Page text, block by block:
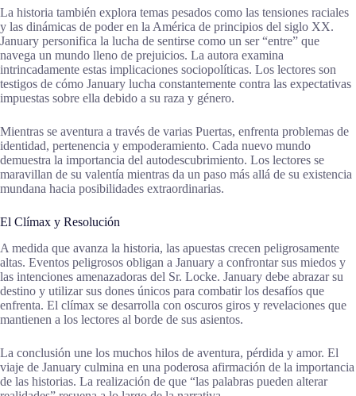
La historia también explora temas pesados como las tensiones raciales
y las dinámicas de poder en la América de principios del siglo XX.
January personifica la lucha de sentirse como un ser “entre” que
navega un mundo lleno de prejuicios. La autora examina
intrincadamente estas implicaciones sociopolíticas. Los lectores son
testigos de cómo January lucha constantemente contra las expectativas
impuestas sobre ella debido a su raza y género.
Mientras se aventura a través de varias Puertas, enfrenta problemas de
identidad, pertenencia y empoderamiento. Cada nuevo mundo
demuestra la importancia del autodescubrimiento. Los lectores se
maravillan de su valentía mientras da un paso más allá de su existencia
mundana hacia posibilidades extraordinarias.
El Clímax y Resolución
A medida que avanza la historia, las apuestas crecen peligrosamente
altas. Eventos peligrosos obligan a January a confrontar sus miedos y
las intenciones amenazadoras del Sr. Locke. January debe abrazar su
destino y utilizar sus dones únicos para combatir los desafíos que
enfrenta. El clímax se desarrolla con oscuros giros y revelaciones que
mantienen a los lectores al borde de sus asientos.
La conclusión une los muchos hilos de aventura, pérdida y amor. El
viaje de January culmina en una poderosa afirmación de la importancia
de las historias. La realización de que “las palabras pueden alterar